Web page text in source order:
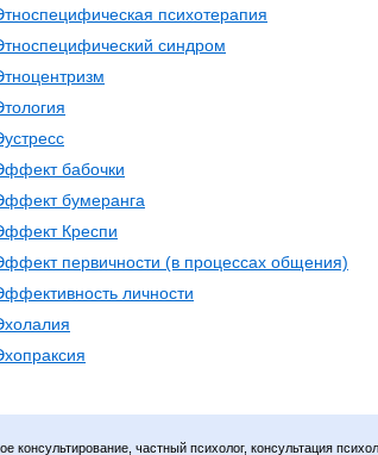
психотерапия
синдром
бабочки
бумеранга
Креспи
первичности (в процессах общения)
личности
частный психолог, консультация